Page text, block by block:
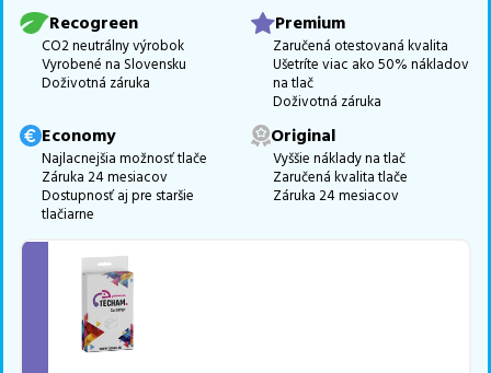
Vieme, že pri nákupe zohráva dôležitú úlohu aj dostupnosť. Preto
sa snažímepravidelne naskladňovať produkty, aby boli ihneď k
dispozícii na odoslanie.
Aktuálne máme k tejto tlačiarni
Ak si pri výbere nie ste istí, ktoré riešenie je pre vaše potreby
najvhodnejšie, alebo máte akékoľvek ďalšie otázky, môžete sa na
nás kedykoľvek obrátiť e-mailom alebo telefonicky. Sme tu, aby
Recogreen
CO2 neutrálny výrobok
Vyrobené na Slovensku
Doživotná záruka
Premium
Zaručená otestovaná kvalita
Ušetríte viac ako 50% nákladov
na tlač
Doživotná záruka
Economy
Najlacnejšia možnosť tlače
Záruka 24 mesiacov
Dostupnosť aj pre staršie
tlačiarne
Original
Vyššie náklady na tlač
Zaručená kvalita tlače
Záruka 24 mesiacov